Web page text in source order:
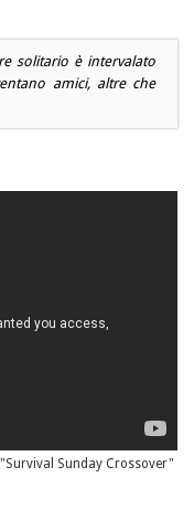
solitario è intervalato
amici, altre che
"Survival Sunday Crossover"